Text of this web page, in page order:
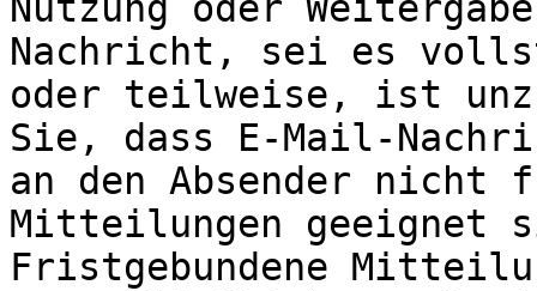
Nutzung oder
Nachricht, sei es
oder teilweise, ist
Sie, dass E-Mail-
an den Absender nicht
Mitteilungen geeignet
Fristgebundene